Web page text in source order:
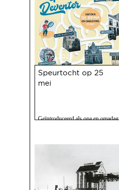
13 mei 2025
Speurtocht op 25
mei
Geïntroduceerd als opa en omadag